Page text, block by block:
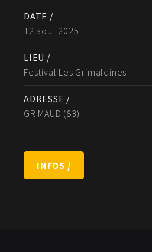
DATE /
12 aout 2025
LIEU /
Festival Les Grimaldines
ADRESSE /
GRIMAUD (83)
INFOS /